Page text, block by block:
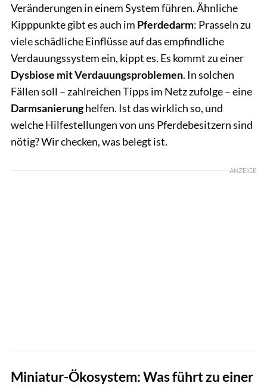
Veränderungen in einem System führen. Ähnliche
Kipppunkte gibt es auch im Pferdedarm: Prasseln zu
viele schädliche Einflüsse auf das empfindliche
Verdauungssystem ein, kippt es. Es kommt zu einer
Dysbiose mit Verdauungsproblemen. In solchen
Fällen soll – zahlreichen Tipps im Netz zufolge – eine
Darmsanierunghelfen. Ist das wirklich so, und
welche Hilfestellungen von uns Pferdebesitzern sind
nötig? Wir checken, was belegt ist.
ANZEIGE
Miniatur-Ökosystem: Was führt zu einer